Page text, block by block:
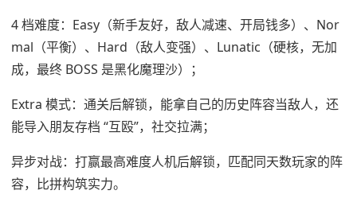
4 档难度：Easy（新手友好，敌人减速、开局钱多）、Nor
mal（平衡）、Hard（敌人变强）、Lunatic（硬核，无加
成，最终 BOSS 是黑化魔理沙）；
Extra 模式：通关后解锁，能拿自己的历史阵容当敌人，还
能导入朋友存档 “互殴”，社交拉满；
异步对战：打赢最高难度人机后解锁，匹配同天数玩家的阵
容，比拼构筑实力。